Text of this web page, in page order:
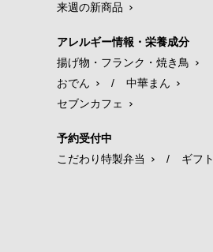
来週の新商品
アレルギー情報・栄養成分
揚げ物・フランク・焼き鳥
おでん
/
中華まん
セブンカフェ
予約受付中
こだわり特製弁当
/ ギフト